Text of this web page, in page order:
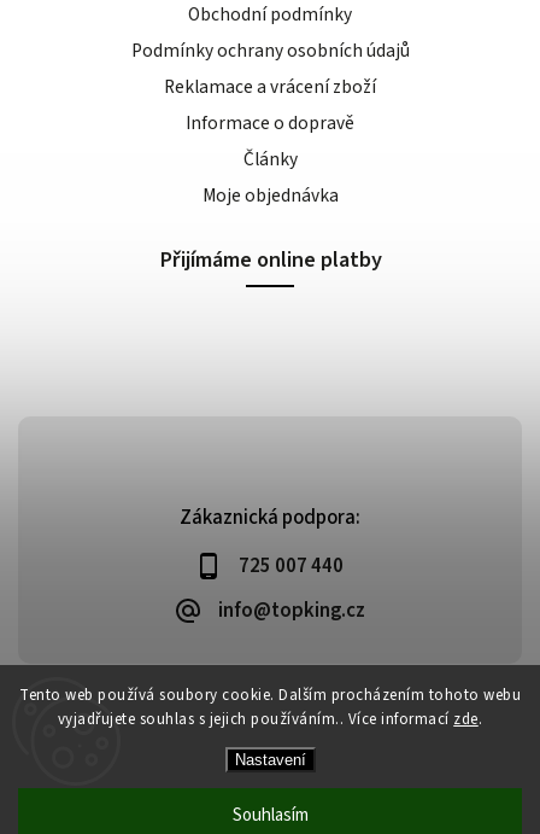
Tento web používá soubory cookie. Dalším procházením tohoto webu
vyjadřujete souhlas s jejich používáním.. Více informací zde.
Nastavení
Souhlasím
Zákaznická podpora:
725 007 440
info@topking.cz
Obchodní podmínky
Podmínky ochrany osobních údajů
Reklamace a vrácení zboží
Informace o dopravě
Články
Moje objednávka
Přijímáme online platby
Copyright 2026Top King. Všechna práva vyhrazena.
VytvořilShoptet| Design